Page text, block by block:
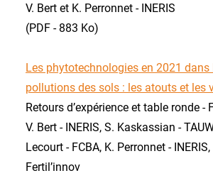
V. Bert et K. Perronnet - INERIS
(PDF - 883 Ko)
Les phytotechnologies en 2021
pollutions des sols : les atouts et les
Retours d’expérience et table ronde -
V. Bert - INERIS, S. Kaskassian -
Lecourt - FCBA, K. Perronnet -
Fertil’innov